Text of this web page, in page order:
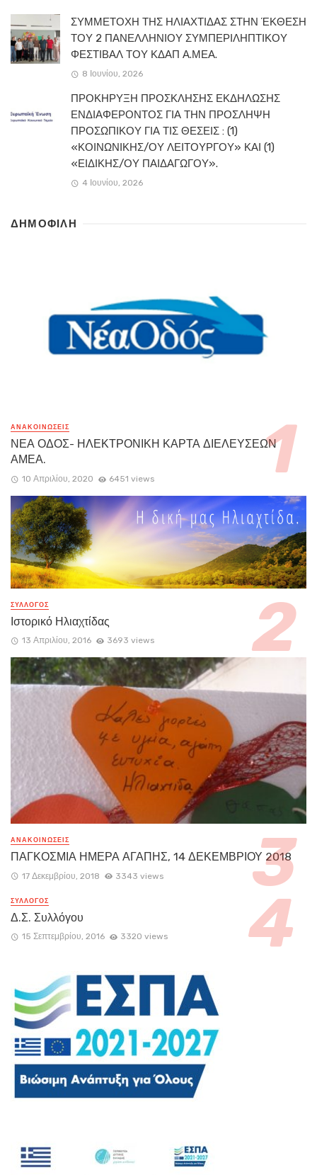
ΣΥΜΜΕΤΟΧΗ ΤΗΣ ΗΛΙΑΧΤΙΔΑΣ ΣΤΗΝ ΈΚΘΕΣΗ
ΤΟΥ 2 ΠΑΝΕΛΛΗΝΙΟΥ ΣΥΜΠΕΡΙΛΗΠΤΙΚΟΥ
ΦΕΣΤΙΒΑΛ ΤΟΥ ΚΔΑΠ Α.ΜΕΑ.
8 Ιουνίου, 2026
ΠΡΟΚΗΡΥΞΗ ΠΡΟΣΚΛΗΣΗΣ ΕΚΔΗΛΩΣΗΣ
ΕΝΔΙΑΦΕΡΟΝΤΟΣ ΓΙΑ ΤΗΝ ΠΡΟΣΛΗΨΗ
ΠΡΟΣΩΠΙΚΟΥ ΓΙΑ ΤΙΣ ΘΕΣΕΙΣ : (1)
«ΚΟΙΝΩΝΙΚΗΣ/ΟΥ ΛΕΙΤΟΥΡΓΟΥ» ΚΑΙ (1)
«ΕΙΔΙΚΗΣ/ΟΥ ΠΑΙΔΑΓΩΓΟΥ».
4 Ιουνίου, 2026
ΔΗΜΟΦΙΛΗ
ΑΝΑΚΟΙΝΏΣΕΙΣ
ΝΕΑ ΟΔΟΣ- ΗΛΕΚΤΡΟΝΙΚΗ ΚΑΡΤΑ ΔΙΕΛΕΥΣΕΩΝ
ΑΜΕΑ.
10 Απριλίου, 2020 6451 views
ΣΥΛΛΟΓΟΣ
Ιστορικό Ηλιαχτίδας
13 Απριλίου, 2016 3693 views
ΑΝΑΚΟΙΝΏΣΕΙΣ
ΠΑΓΚΟΣΜΙΑ ΗΜΕΡΑ ΑΓΑΠΗΣ, 14 ΔΕΚΕΜΒΡΙΟΥ 2018
17 Δεκεμβρίου, 2018 3343 views
ΣΥΛΛΟΓΟΣ
Δ.Σ. Συλλόγου
15 Σεπτεμβρίου, 2016 3320 views